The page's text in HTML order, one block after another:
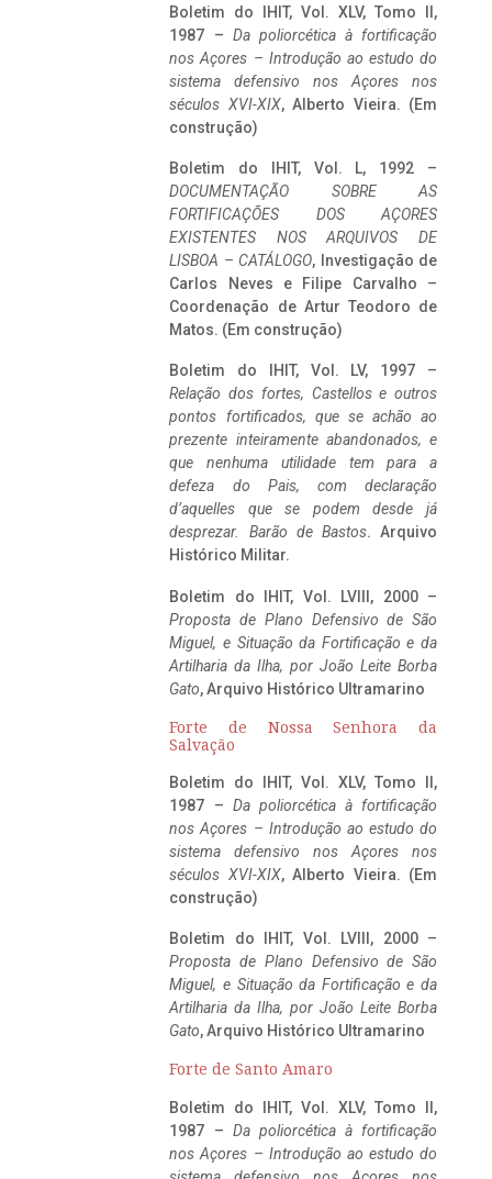
Boletim do IHIT, Vol. XLV, Tomo II,
1987 – Da poliorcética à fortificação
nos Açores – Introdução ao estudo do
sistema defensivo nos Açores nos
séculos XVI-XIX, Alberto Vieira. (Em
construção)
Boletim do IHIT, Vol. L, 1992 –
DOCUMENTAÇÃO SOBRE AS
FORTIFICAÇÕES DOS AÇORES
EXISTENTES NOS ARQUIVOS DE
LISBOA – CATÁLOGO, Investigação de
Carlos Neves e Filipe Carvalho –
Coordenação de Artur Teodoro de
Matos. (Em construção)
Boletim do IHIT, Vol. LV, 1997 –
Relação dos fortes, Castellos e outros
pontos fortificados, que se achão ao
prezente inteiramente abandonados, e
que nenhuma utilidade tem para a
defeza do Pais, com declaração
d’aquelles que se podem desde já
desprezar. Barão de Bastos. Arquivo
Histórico Militar.
Boletim do IHIT, Vol. LVIII, 2000 –
Proposta de Plano Defensivo de São
Miguel, e Situação da Fortificação e da
Artilharia da Ilha, por João Leite Borba
Gato, Arquivo Histórico Ultramarino
Forte de Nossa Senhora da
Salvação
Boletim do IHIT, Vol. XLV, Tomo II,
1987 – Da poliorcética à fortificação
nos Açores – Introdução ao estudo do
sistema defensivo nos Açores nos
séculos XVI-XIX, Alberto Vieira. (Em
construção)
Boletim do IHIT, Vol. LVIII, 2000 –
Proposta de Plano Defensivo de São
Miguel, e Situação da Fortificação e da
Artilharia da Ilha, por João Leite Borba
Gato, Arquivo Histórico Ultramarino
Forte de Santo Amaro
Boletim do IHIT, Vol. XLV, Tomo II,
1987 – Da poliorcética à fortificação
nos Açores – Introdução ao estudo do